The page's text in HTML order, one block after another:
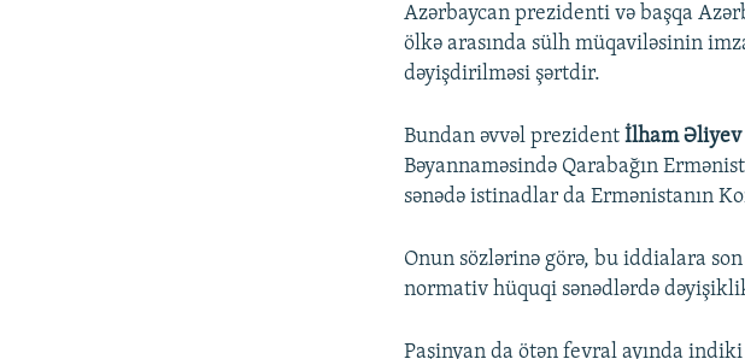
Azərbaycan prezidenti və başqa
ölkə arasında sülh müqaviləsinin
dəyişdirilməsi şərtdir.
Bundan əvvəl prezidentİlham Əliyev
Bəyannaməsində Qarabağın
sənədə istinadlar da Ermənistanın
Onun sözlərinə görə, bu iddialara
normativ hüquqi sənədlərdə
Paşinyan da ötən fevral ayında